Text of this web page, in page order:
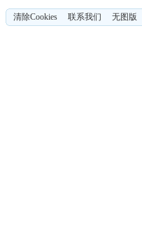
清除Cookies 联系我们 无图版